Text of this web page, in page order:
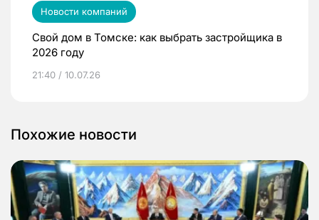
Новости компаний
Свой дом в Томске: как выбрать застройщика в
2026 году
21:40 / 10.07.26
Похожие новости